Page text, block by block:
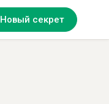
Новый секрет